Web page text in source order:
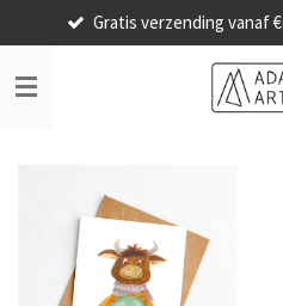
direct
naar
de
Gratis verzending vanaf